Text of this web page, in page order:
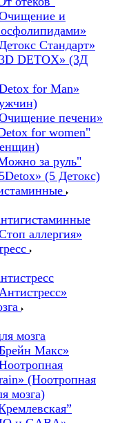
и
Стандарт»
DETOX» (3Д
for Man»
печени»
for women"
за руль"
(5 Детокс)
аллергия»
мозга
Макс»
(Ноотропная
мозга)